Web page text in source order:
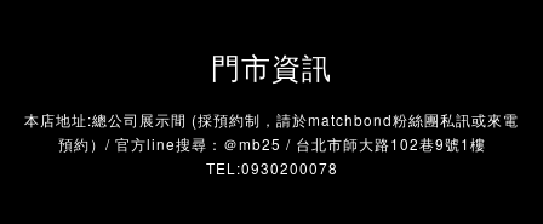
門市資訊
本店地址:總公司展示間 (採預約制，請於matchbond粉絲團私訊或來電
預約）/ 官方line搜尋：＠mb25 / 台北市師大路102巷9號1樓
TEL:0930200078